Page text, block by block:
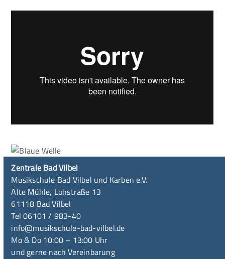
Zentrale Bad Vilbel
Musikschule Bad Vilbel und Karben e.V.
Alte Mühle, Lohstraße 13
61118 Bad Vilbel
Tel 06101 / 983-40
info@musikschule-bad-vilbel.de
Mo & Do 10:00 – 13:00 Uhr
und gerne nach Vereinbarung